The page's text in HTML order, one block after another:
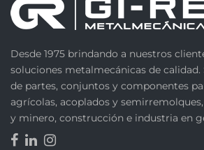
Desde 1975 brindando a nuestros
soluciones metalmecánicas de
de partes, conjuntos y componentes
agrícolas, acoplados y
y minero, construcción e industria en